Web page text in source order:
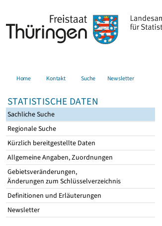
Home Kontakt Suche Newsletter
STATISTISCHE DATEN
Sachliche Suche
Regionale Suche
Kürzlich bereitgestellte Daten
Allgemeine Angaben, Zuordnungen
Gebietsveränderungen,
Änderungen zum Schlüsselverzeichnis
Definitionen und Erläuterungen
Newsletter